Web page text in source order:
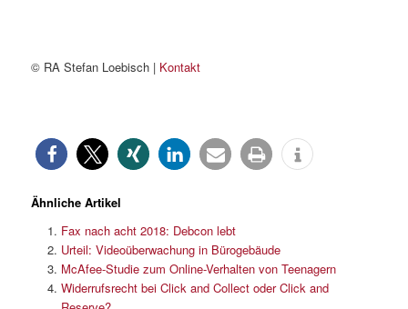
© RA Stefan Loebisch | Kontakt
Ähnliche Artikel
Fax nach acht 2018: Debcon lebt
Urteil: Videoüberwachung in Bürogebäude
McAfee-Studie zum Online-Verhalten von Teenagern
Widerrufsrecht bei Click and Collect oder Click and